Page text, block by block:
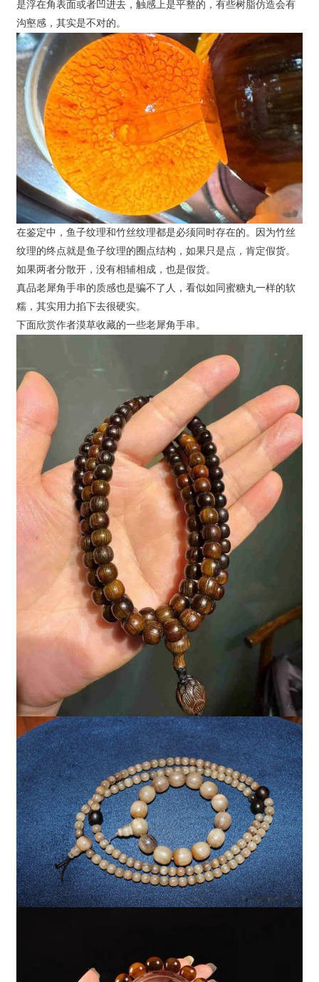
是浮在角表面或者凹进去，触感上是平整的，有些树脂仿造会有
沟壑感，其实是不对的。
在鉴定中，鱼子纹理和竹丝纹理都是必须同时存在的。因为竹丝
纹理的终点就是鱼子纹理的圈点结构，如果只是点，肯定假货。
如果两者分散开，没有相辅相成，也是假货。
真品老犀角手串的质感也是骗不了人，看似如同蜜糖丸一样的软
糯，其实用力掐下去很硬实。
下面欣赏作者漠草收藏的一些老犀角手串。